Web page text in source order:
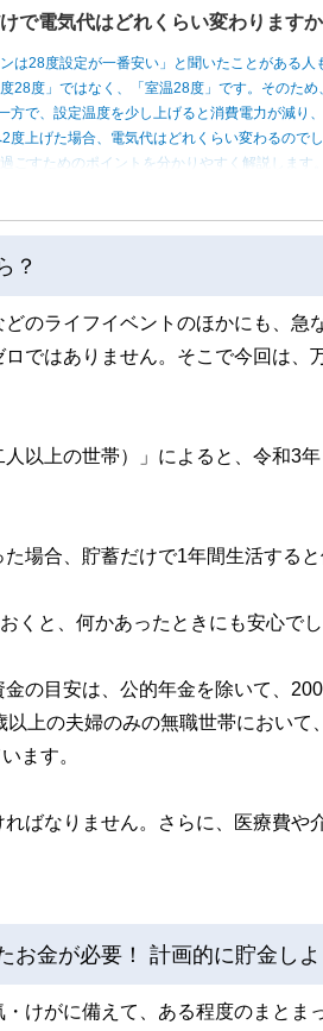
で電気代はどれくらい変わりますか
ンは28度設定が一番安い」と聞いたことがある
度28度」ではなく、「室温28度」です。そのた
方で、設定温度を少し上げると消費電力が減り
2度上げた場合、電気代はどれくらい変わるの
ごすためのポイントを分かりやすく解説します。
？
のライフイベントのほかにも、
ではありません。そこで今回は
以上の世帯）」によると、令和3
場合、貯蓄だけで1年間生活する
くと、何かあったときにも安心でし
の目安は、公的年金を除いて、
上の夫婦のみの無職世帯におい
ます。
ればなりません。さらに、医療費
お金が必要！ 計画的に貯金しよ
けがに備えて、ある程度のまとま